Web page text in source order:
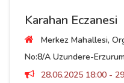
Karahan Eczanesi
Merkez Mahallesi,
No:8/A Uzundere-Erzurum
28.06.2025 18:00 -